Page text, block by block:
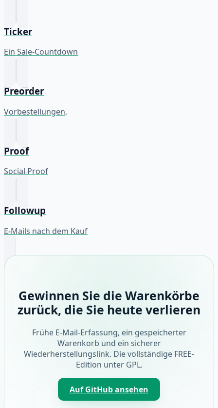
Ticker
Ein Sale-Countdown
Preorder
Vorbestellungen,
Proof
Social Proof
Followup
E-Mails nach dem Kauf
Gewinnen Sie die Warenkörbe
zurück, die Sie heute verlieren
Frühe E-Mail-Erfassung, ein gespeicherter
Warenkorb und ein sicherer
Wiederherstellungslink. Die vollständige FREE-
Edition unter GPL.
Auf GitHub ansehen